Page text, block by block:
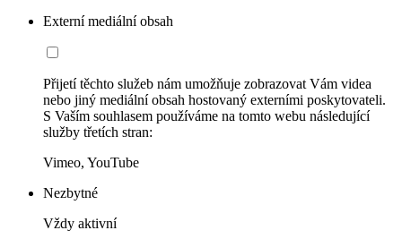
Externí mediální obsah
Přijetí těchto služeb nám umožňuje zobrazovat Vám videa
nebo jiný mediální obsah hostovaný externími poskytovateli.
S Vaším souhlasem používáme na tomto webu následující
služby třetích stran:
Vimeo, YouTube
Nezbytné
Vždy aktivní